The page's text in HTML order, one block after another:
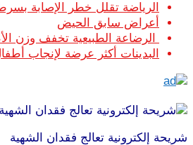
الرياضة تقلل خطر الإصابة
أعراض سابق الحيض
الرضاعة الطبيعية تخفف وزن
البدينات أكثر عرضة لإنجاب
شريحة إلكترونية تعالج فقدان الشهية